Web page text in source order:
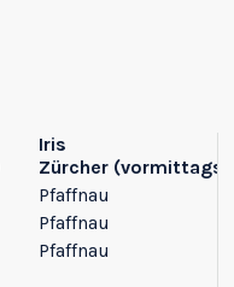
Iris
Zürcher (vormittags)
Pfaffnau
Pfaffnau
Pfaffnau